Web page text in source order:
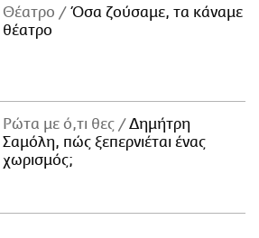
Θέατρο
Όσα ζούσαμε, τα κάναμε
θέατρο
Ρώτα με ό,τι θες
Δημήτρη
Σαμόλη, πώς ξεπερνιέται ένας
χωρισμός;